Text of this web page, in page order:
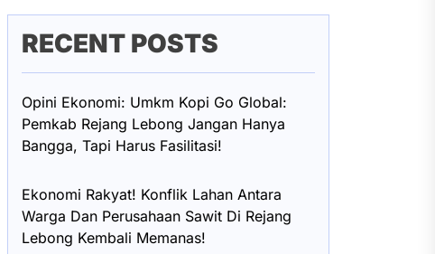
RECENT POSTS
Opini Ekonomi: Umkm Kopi Go Global:
Pemkab Rejang Lebong Jangan Hanya
Bangga, Tapi Harus Fasilitasi!
Ekonomi Rakyat! Konflik Lahan Antara
Warga Dan Perusahaan Sawit Di Rejang
Lebong Kembali Memanas!